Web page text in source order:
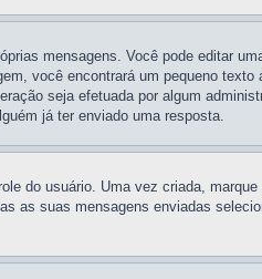
mensagens. Você pode editar
você encontrará um pequeno
seja efetuada por algum
já ter enviado uma resposta.
do usuário. Uma vez criada,
as suas mensagens enviadas